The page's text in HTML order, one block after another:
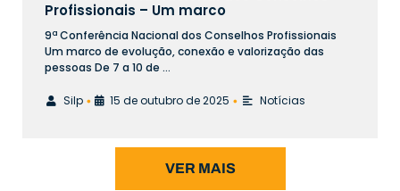
Profissionais – Um marco
9ª Conferência Nacional dos Conselhos Profissionais
Um marco de evolução, conexão e valorização das
pessoas De 7 a 10 de …
Silp • 15 de outubro de 2025 • Notícias
VER MAIS